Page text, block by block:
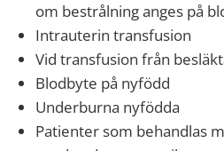
om bestrålning anges på
Intrauterin transfusion
Vid transfusion från
Blodbyte på nyfödd
Underburna nyfödda
Patienter som behandlas